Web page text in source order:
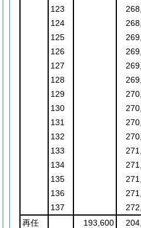
123
124
125
126
127
128
129
130
131
132
133
134
135
136
137
再任
193,600